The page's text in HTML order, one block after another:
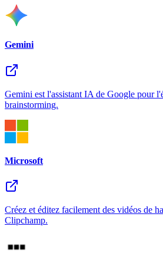
Gemini
Gemini est l'assistant IA de Google pour
brainstorming.
Microsoft
Créez et éditez facilement des vidéos de
Clipchamp.